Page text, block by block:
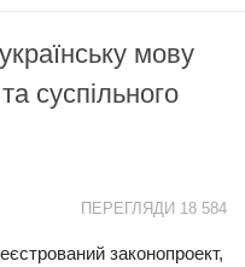
мову
суспільного
ПЕРЕГЛЯДИ 18 584
законопроект,